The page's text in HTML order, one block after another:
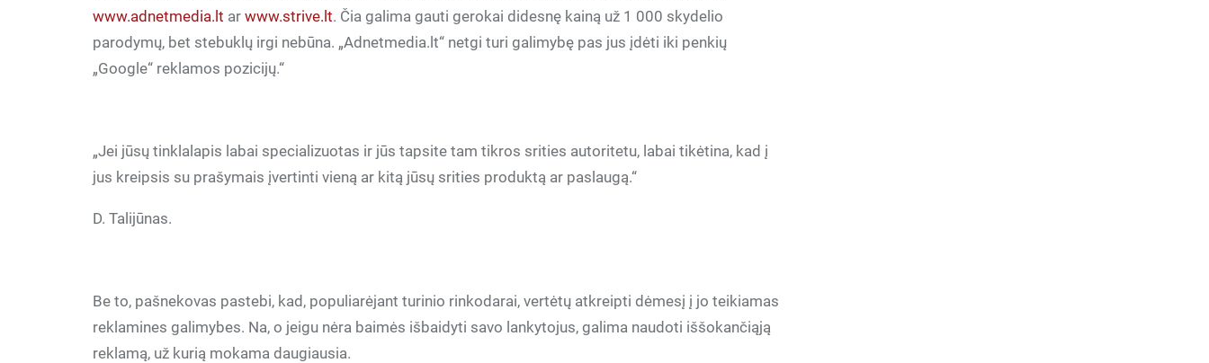
www.adnetmedia.lt arwww.strive.lt. Čia galima gauti gerokai didesnę kainą už 1 000 skydelio
parodymų, bet stebuklų irgi nebūna. „Adnetmedia.lt“ netgi turi galimybę pas jus įdėti iki penkių
„Google“ reklamos pozicijų.“
„Jei jūsų tinklalapis labai specializuotas ir jūs tapsite tam tikros srities autoritetu, labai tikėtina, kad į
jus kreipsis su prašymais įvertinti vieną ar kitą jūsų srities produktą ar paslaugą.“
D. Talijūnas.
Be to, pašnekovas pastebi, kad, populiarėjant turinio rinkodarai, vertėtų atkreipti dėmesį į jo teikiamas
reklamines galimybes. Na, o jeigu nėra baimės išbaidyti savo lankytojus, galima naudoti iššokančiąją
reklamą, už kurią mokama daugiausia.